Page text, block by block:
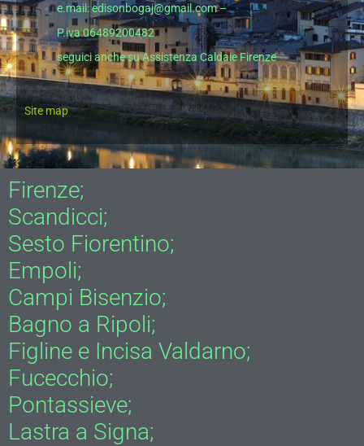
e.mail: edisonbogaj@gmail.com –
P.iva 06489200482
seguici anche suAssistenza Caldaie Firenze
Site map
Firenze;
Scandicci;
Sesto Fiorentino;
Empoli;
Campi Bisenzio;
Bagno a Ripoli;
Figline e Incisa Valdarno;
Fucecchio;
Pontassieve;
Lastra a Signa;